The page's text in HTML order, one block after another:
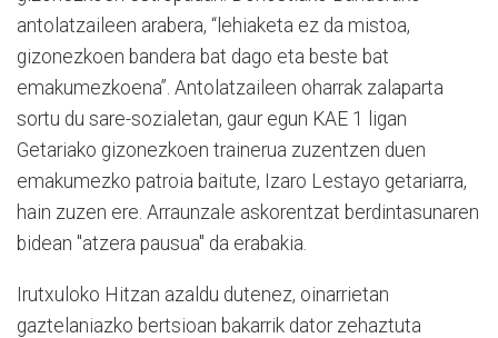
antolatzaileen arabera, “lehiaketa ez da mistoa,
gizonezkoen bandera bat dago eta beste bat
emakumezkoena”. Antolatzaileen oharrak zalaparta
sortu du sare-sozialetan, gaur egun KAE 1 ligan
Getariako gizonezkoen trainerua zuzentzen duen
emakumezko patroia baitute, Izaro Lestayo getariarra,
hain zuzen ere. Arraunzale askorentzat berdintasunaren
bidean "atzera pausua" da erabakia.
Irutxuloko Hitzan azaldu dutenez, oinarrietan
gaztelaniazko bertsioan bakarrik dator zehaztuta